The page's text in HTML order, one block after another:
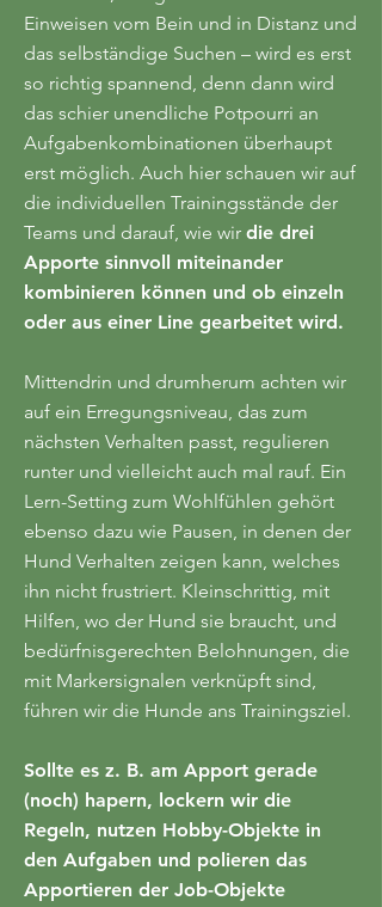
Einweisen vom Bein und in Distanz und
das selbständige Suchen – wird es erst
so richtig spannend, denn dann wird
das schier unendliche Potpourri an
Aufgabenkombinationen überhaupt
erst möglich. Auch hier schauen wir auf
die individuellen Trainingsstände der
Teams und darauf, wie wir die drei
Apporte sinnvoll miteinander
kombinieren können und ob einzeln
oder aus einer Line gearbeitet wird.
Mittendrin und drumherum achten wir
auf ein Erregungsniveau, das zum
nächsten Verhalten passt, regulieren
runter und vielleicht auch mal rauf. Ein
Lern-Setting zum Wohlfühlen gehört
ebenso dazu wie Pausen, in denen der
Hund Verhalten zeigen kann, welches
ihn nicht frustriert. Kleinschrittig, mit
Hilfen, wo der Hund sie braucht, und
bedürfnisgerechten Belohnungen, die
mit Markersignalen verknüpft sind,
führen wir die Hunde ans Trainingsziel.
Sollte es z. B. am Apport gerade
(noch) hapern, lockern wir die
Regeln, nutzen Hobby-Objekte in
den Aufgaben und polieren das
Apportieren der Job-Objekte